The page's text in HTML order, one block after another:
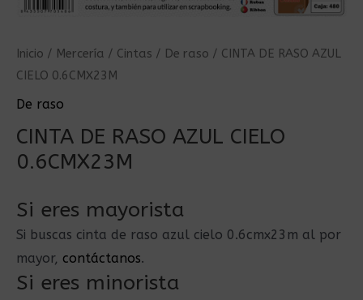
Inicio / Mercería / Cintas / De raso / CINTA DE RASO AZUL
CIELO 0.6CMX23M
De raso
CINTA DE RASO AZUL CIELO
0.6CMX23M
Si eres mayorista
Si buscas cinta de raso azul cielo 0.6cmx23m al por
mayor, contáctanos.
Si eres minorista